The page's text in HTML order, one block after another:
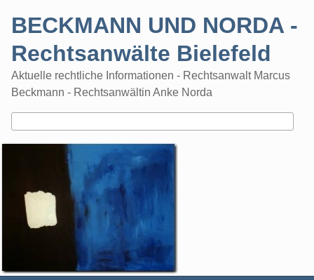
BECKMANN UND NORDA -
Rechtsanwälte Bielefeld
Aktuelle rechtliche Informationen - Rechtsanwalt Marcus
Beckmann - Rechtsanwältin Anke Norda